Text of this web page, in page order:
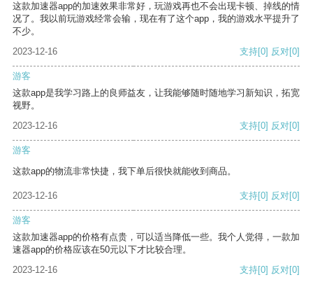
这款加速器app的加速效果非常好，玩游戏再也不会出现卡顿、掉线的情
况了。我以前玩游戏经常会输，现在有了这个app，我的游戏水平提升了
不少。
2023-12-16
支持[0] 反对[0]
游客
这款app是我学习路上的良师益友，让我能够随时随地学习新知识，拓宽
视野。
2023-12-16
支持[0] 反对[0]
游客
这款app的物流非常快捷，我下单后很快就能收到商品。
2023-12-16 支持[0] 反对[0]
游客
这款加速器app的价格有点贵，可以适当降低一些。我个人觉得，一款加
速器app的价格应该在50元以下才比较合理。
2023-12-16
支持[0] 反对[0]